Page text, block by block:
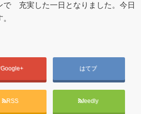
充実した一日となりました。今日
Google+ はてブ
RSS feedly